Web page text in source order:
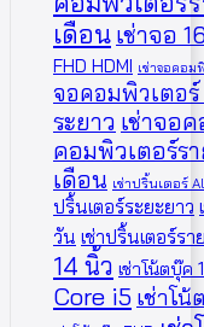
เดือน เช่าจอ
FHD HDMI เช่าจอคอม
จอคอมพิวเตอร์
ระยาว เช่าจอ
คอมพิวเตอร์ร
เดือน เช่าปริ้นเตอร์
ปริ้นเตอร์ระยะยาว
วัน เช่าปริ้นเตอร์รา
14 นิ้ว เช่าโน้ตบุ๊ค
Core i5 เช่าโ